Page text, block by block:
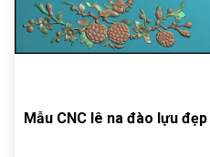
Mẫu CNC lê na đào lựu đẹp